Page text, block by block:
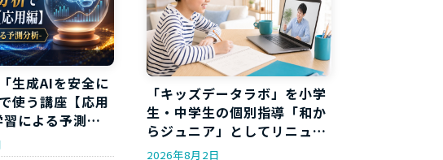
生成AIを安全に
使う講座【応用
による予測分
知らせ
「キッズデータラボ」を小学
生・中学生の個別指導「和か
らジュニア」としてリニュー
アルしました
2026年8月2日